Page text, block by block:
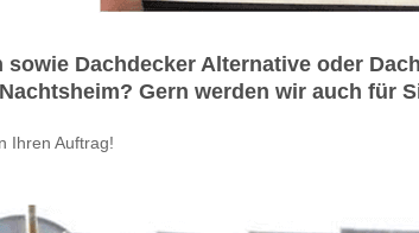
Dachdecker Alternative oder
Gern werden wir auch für
Ihren Auftrag!